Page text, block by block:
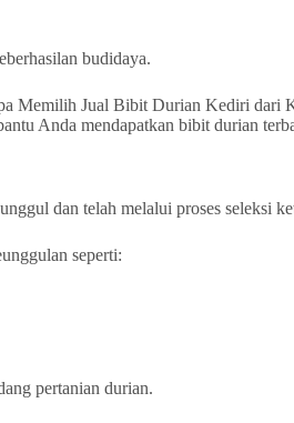
budidaya.
Anda mendapatkan bibit durian
dan telah melalui proses seleksi
seperti:
pertanian durian.